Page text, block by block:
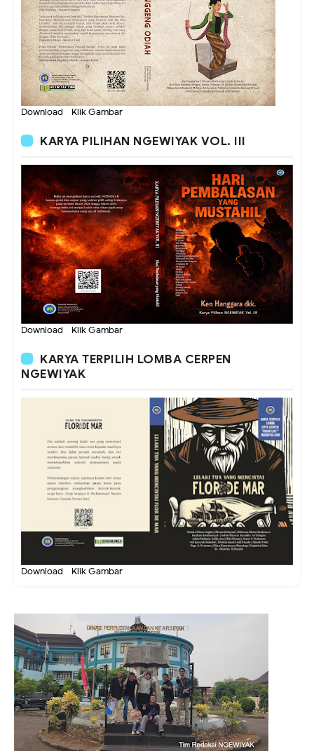
Download - Klik Gambar
KARYA PILIHAN NGEWIYAK VOL. III
Download - Klik Gambar
KARYA TERPILIH LOMBA CERPEN
NGEWIYAK
Download - Klik Gambar